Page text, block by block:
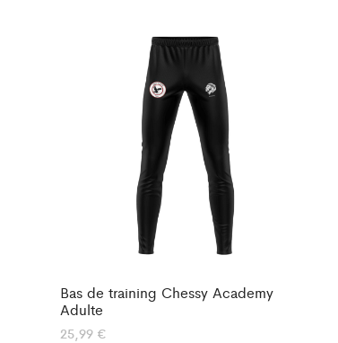
Bas de training Chessy Academy
Adulte
25,99 €